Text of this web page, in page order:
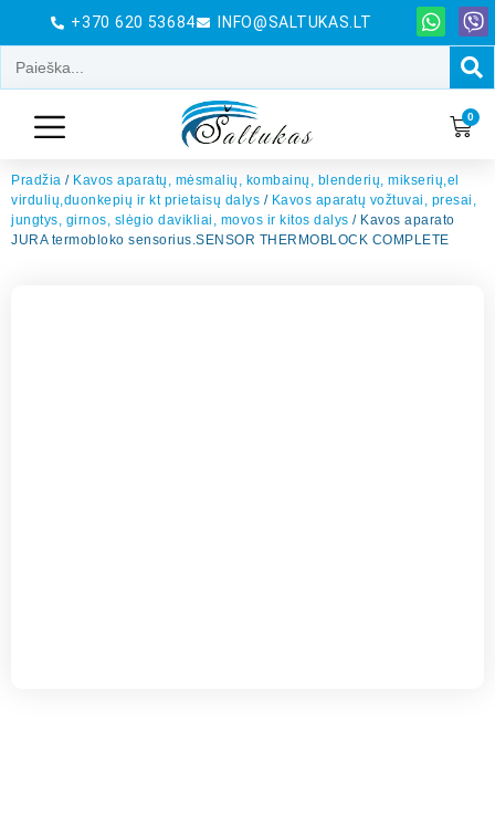
+370 620 53684 INFO@SALTUKAS.LT
0
Pradžia / Kavos aparatų, mėsmalių, kombainų, blenderių, mikserių,el
virdulių,duonkepių ir kt prietaisų dalys / Kavos aparatų vožtuvai, presai,
jungtys, girnos, slėgio davikliai, movos ir kitos dalys / Kavos aparato
JURA termobloko sensorius.SENSOR THERMOBLOCK COMPLETE